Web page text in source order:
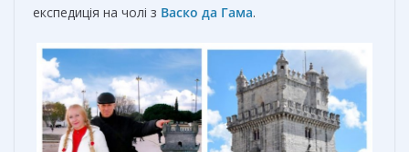
експедиція на чолі з Васко да Гама.